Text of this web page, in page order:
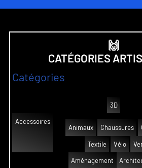
🙌
CATÉGORIES
Catégories
3D
Accessoires
Animaux
Chaussures
Textile Vélo
Aménagement